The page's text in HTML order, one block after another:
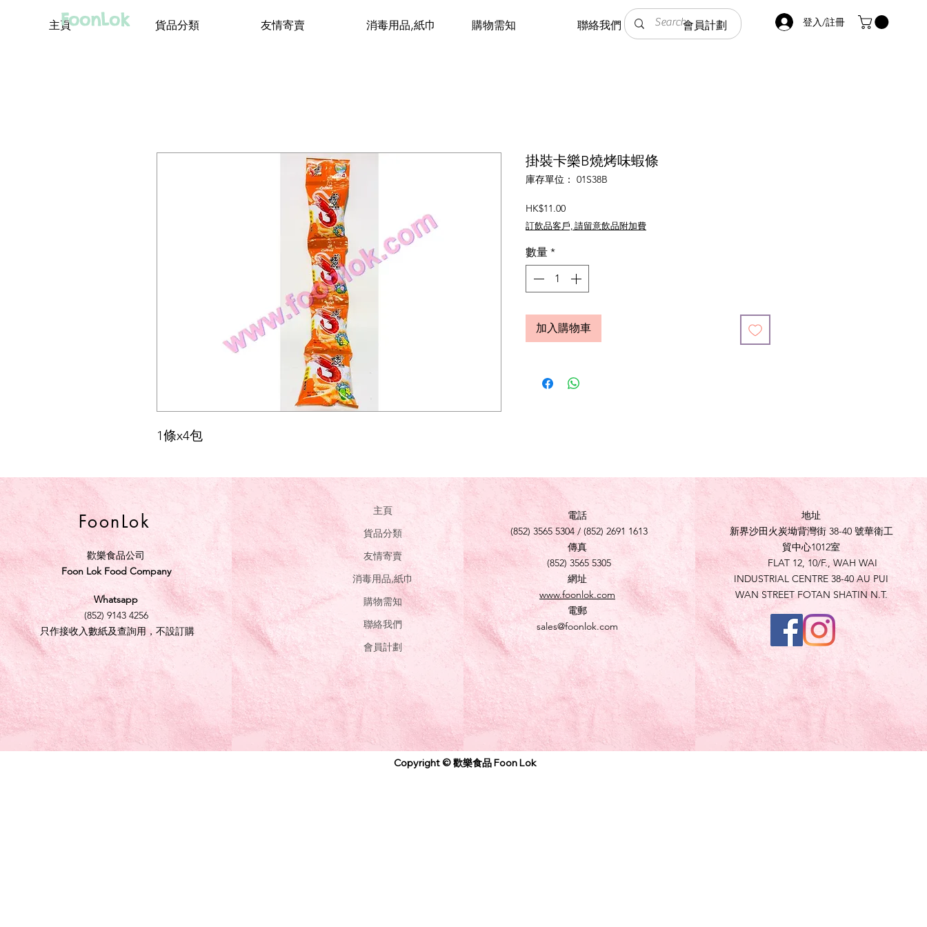
FoonLok 登入/註冊
主頁 貨品分類 友情寄賣 消毒用品,紙巾 購物需知 聯絡我們 會員計劃
1條x4包
掛裝卡樂B燒烤味蝦條
庫存單位： 01S38B
HK$11.00價
格
訂飲品客戶, 請留意飲品附加費
數量 *
加入購物車
FoonLok
歡樂食品公司
Foon Lok Food Company
Whatsapp
(852) 9143 4256
只作接收入數紙及查詢用，不設訂購
主頁
貨品分類
友情寄賣
消毒用品,紙巾
購物需知
聯絡我們
會員計劃
電話
(852) 3565 5304 / (852) 2691 1613
傳真
(852) 3565 5305
網址
www.foonlok.com
電郵
sales@foonlok.com
地址
新界沙田火炭坳背灣街 38-40 號華衛工
貿中心1012室
FLAT 12, 10/F., WAH WAI
INDUSTRIAL CENTRE 38-40 AU PUI
WAN STREET FOTAN SHATIN N.T.
Copyright © 歡樂食品 Foon Lok